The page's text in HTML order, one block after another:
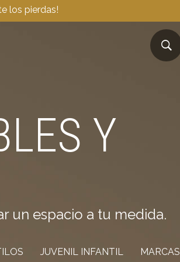
los pierdas!
Y
un espacio a tu medida.
JUVENIL INFANTIL MARCAS